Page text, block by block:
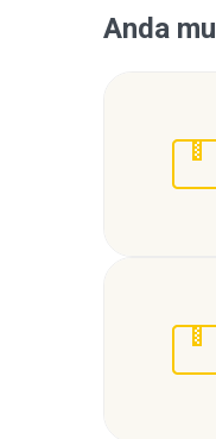
Anda